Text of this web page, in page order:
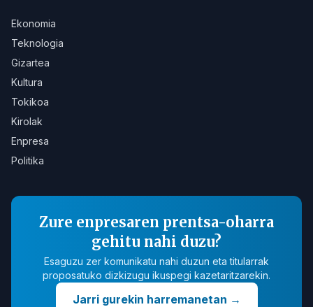
Ekonomia
Teknologia
Gizartea
Kultura
Tokikoa
Kirolak
Enpresa
Politika
Zure enpresaren prentsa-oharra
gehitu nahi duzu?
Esaguzu zer komunikatu nahi duzun eta titularrak
proposatuko dizkizugu ikuspegi kazetaritzarekin.
Jarri gurekin harremanetan →